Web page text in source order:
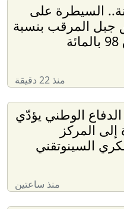
السيطرة على
جبل المرقب بنسبة
منذ 22 دقيقة
الدفاع الوطني يؤدّي
إلى المركز
السينوتقني
منذ ساعتين